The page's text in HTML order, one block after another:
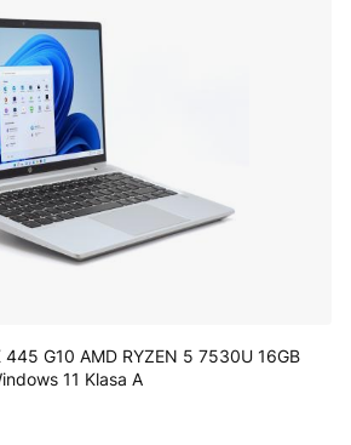
445 G10 AMD RYZEN 5 7530U 16GB
11 Klasa A